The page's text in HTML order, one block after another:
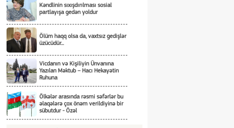
Kəndlinin sıxışdırılması sosial
partlayışa gedən yoldur
Ölüm haqq olsa da, vaxtsız gedişlər
üzücüdür...
Vicdanın və Kişiliyin Ünvanına
Yazılan Məktub – Hacı Hekayətin
Ruhuna
Ölkələr arasında rəsmi səfərlər bu
əlaqələrə çox önəm verildiyinə bir
sübutdur - Özəl